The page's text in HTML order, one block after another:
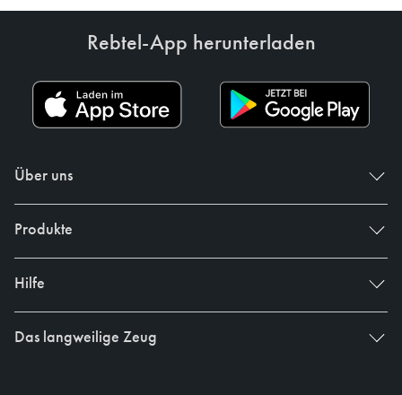
Rebtel-App herunterladen
Über uns
Produkte
Hilfe
Das langweilige Zeug